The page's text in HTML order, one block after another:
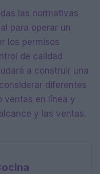
las normativas
para operar un
los permisos
de calidad
a construir una
diferentes
ventas en línea y
y las ventas.